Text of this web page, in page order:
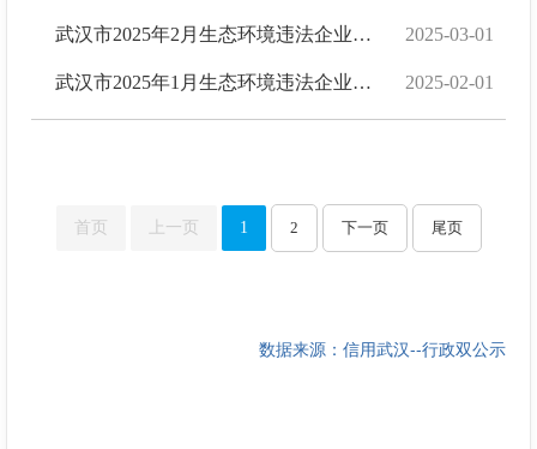
武汉市2025年2月生态环境违法企业名单 2025-03-01
武汉市2025年1月生态环境违法企业名单 2025-02-01
首页 上一页 1 2 下一页 尾页
数据来源：信用武汉--行政双公示